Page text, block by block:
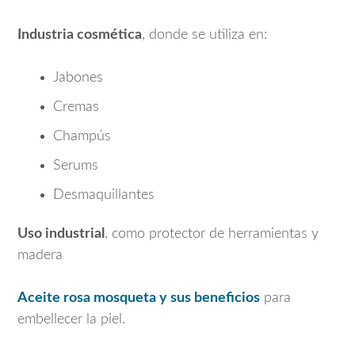
Industria cosmética, donde se utiliza en:
Jabones
Cremas
Champús
Serums
Desmaquillantes
Uso industrial , como protector de herramientas y
madera
Aceite rosa mosqueta y sus beneficios para
embellecer la piel.